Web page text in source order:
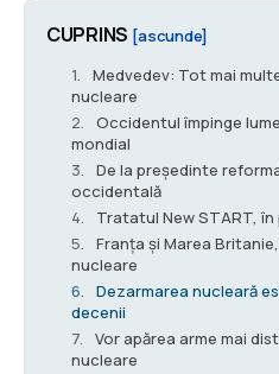
CUPRINS [ascunde]
Medvedev: Tot mai
nucleare
Occidentul împinge
mondial
De la președinte
occidentală
Tratatul New START, în
Franța și Marea
nucleare
Dezarmarea nucleară
decenii
Vor apărea arme mai
nucleare